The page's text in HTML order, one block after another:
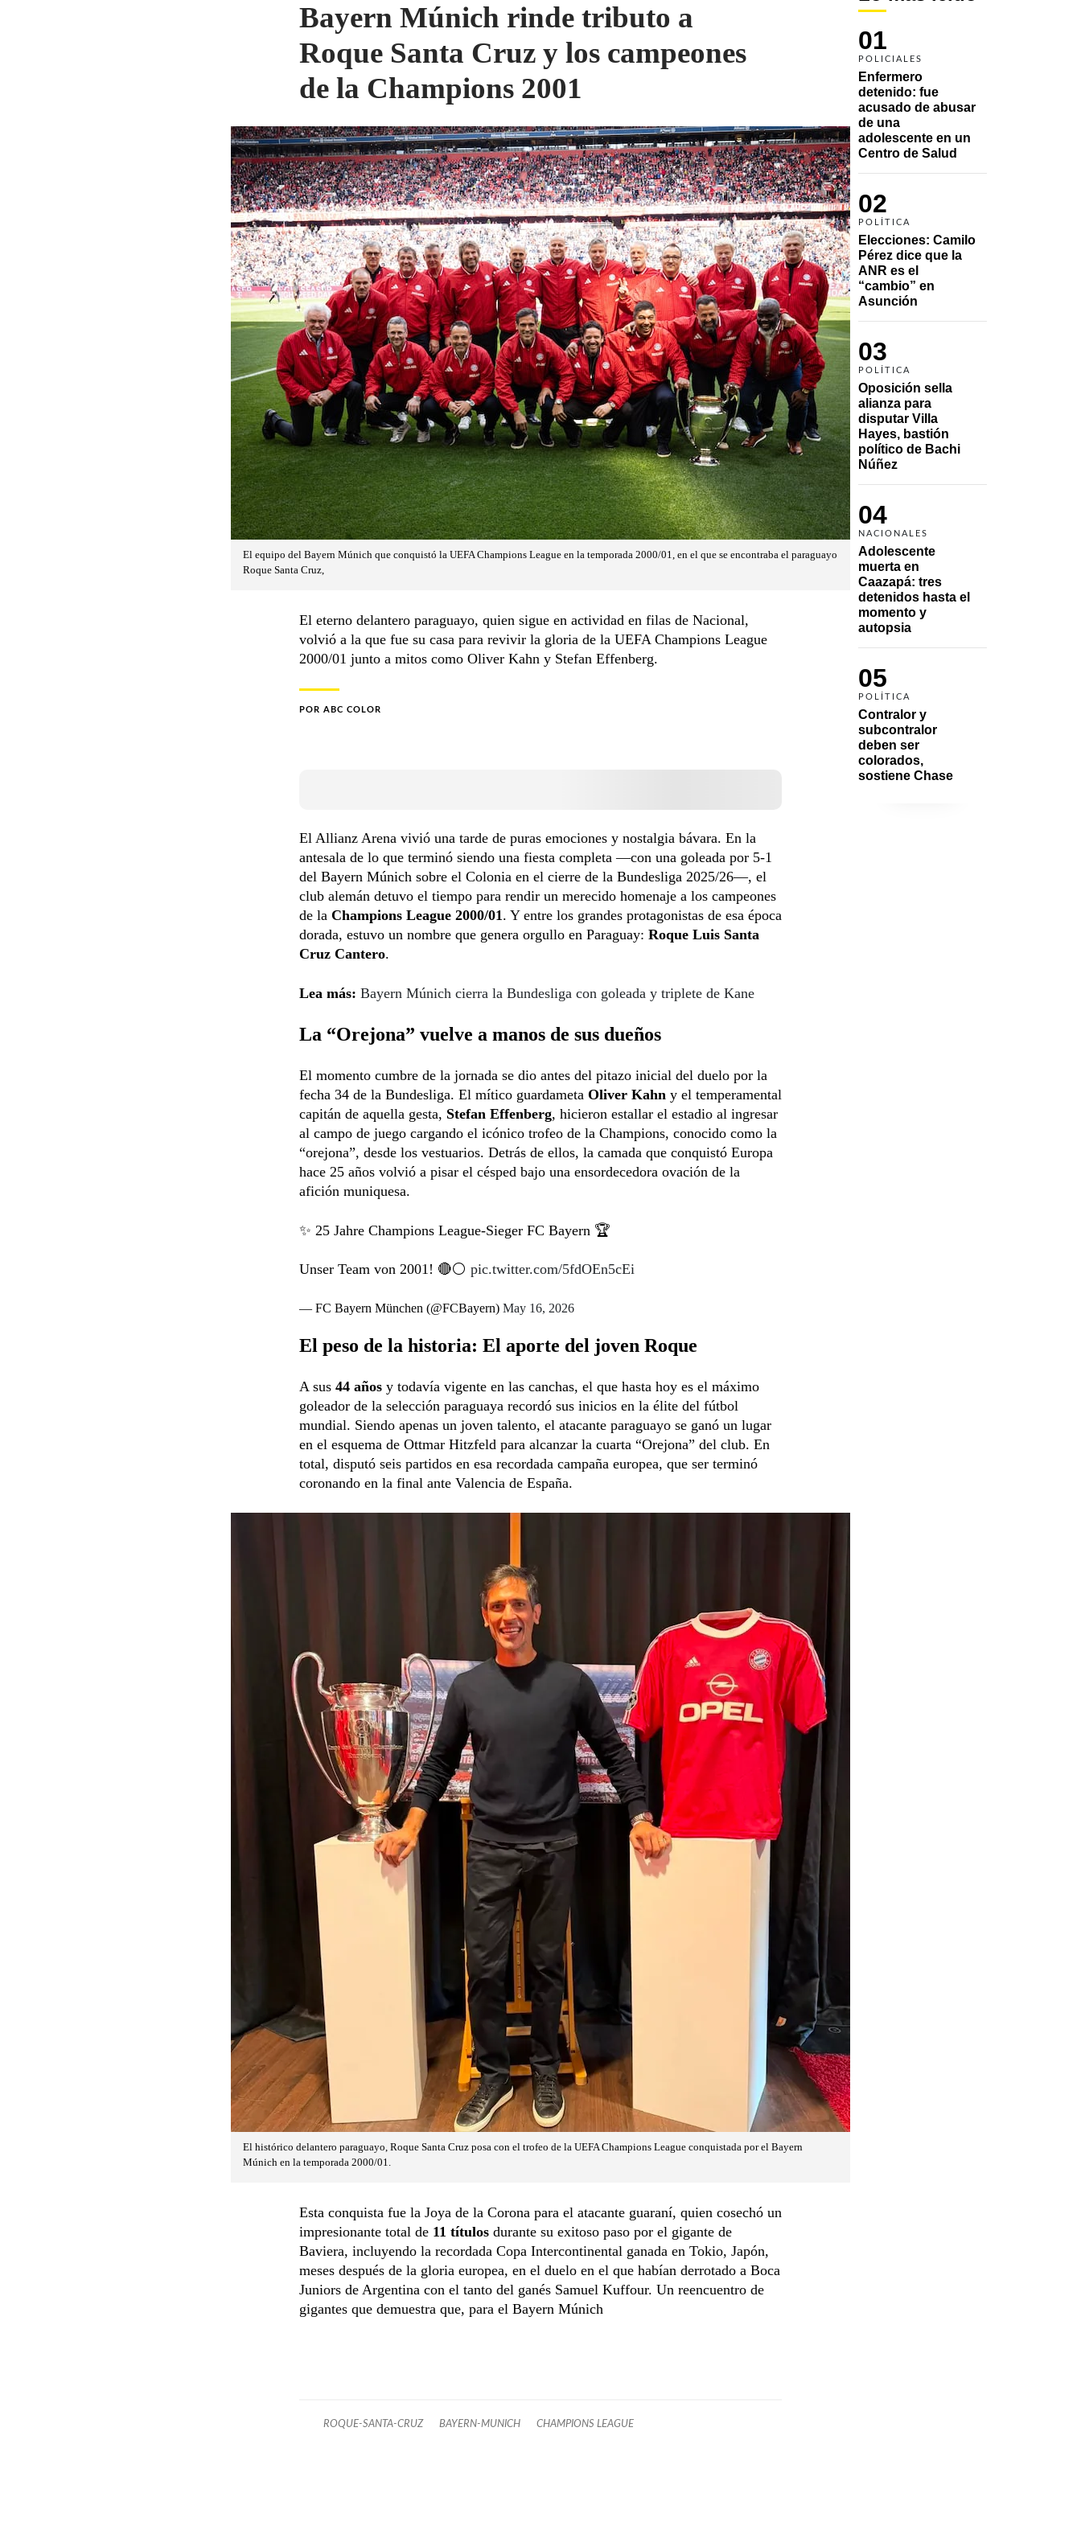
01
POLICIALES
Enfermero
detenido: fue
acusado de abusar
de una
adolescente en un
Centro de Salud
02
POLÍTICA
Elecciones: Camilo
Pérez dice que la
ANR es el
“cambio” en
Asunción
03
POLÍTICA
Oposición sella
alianza para
disputar Villa
Hayes, bastión
político de Bachi
Núñez
04
NACIONALES
Adolescente
muerta en
Caazapá: tres
detenidos hasta el
momento y
autopsia
05
POLÍTICA
Contralor y
subcontralor
deben ser
colorados,
sostiene Chase
Bayern Múnich rinde tributo a
Roque Santa Cruz y los campeones
de la Champions 2001
El equipo del Bayern Múnich que conquistó la UEFA Champions League en la temporada 2000/01, en el que se encontraba el paraguayo
Roque Santa Cruz,
El eterno delantero paraguayo, quien sigue en actividad en filas de Nacional,
volvió a la que fue su casa para revivir la gloria de la UEFA Champions League
2000/01 junto a mitos como Oliver Kahn y Stefan Effenberg.
POR ABC COLOR
El Allianz Arena vivió una tarde de puras emociones y nostalgia bávara. En la
antesala de lo que terminó siendo una fiesta completa —con una goleada por 5-1
del Bayern Múnich sobre el Colonia en el cierre de la Bundesliga 2025/26—, el
club alemán detuvo el tiempo para rendir un merecido homenaje a los campeones
de la Champions League 2000/01 . Y entre los grandes protagonistas de esa época
dorada, estuvo un nombre que genera orgullo en Paraguay: Roque Luis Santa
Cruz Cantero.
Lea más: Bayern Múnich cierra la Bundesliga con goleada y triplete de Kane
La “Orejona” vuelve a manos de sus dueños
El momento cumbre de la jornada se dio antes del pitazo inicial del duelo por la
fecha 34 de la Bundesliga. El mítico guardameta Oliver Kahn y el temperamental
capitán de aquella gesta, Stefan Effenberg, hicieron estallar el estadio al ingresar
al campo de juego cargando el icónico trofeo de la Champions, conocido como la
“orejona”, desde los vestuarios. Detrás de ellos, la camada que conquistó Europa
hace 25 años volvió a pisar el césped bajo una ensordecedora ovación de la
afición muniquesa.
✨ 25 Jahre Champions League-Sieger FC Bayern 🏆
Unser Team von 2001! 🔴⚪️ pic.twitter.com/5fdOEn5cEi
— FC Bayern München (@FCBayern) May 16, 2026
El peso de la historia: El aporte del joven Roque
A sus 44 años y todavía vigente en las canchas, el que hasta hoy es el máximo
goleador de la selección paraguaya recordó sus inicios en la élite del fútbol
mundial. Siendo apenas un joven talento, el atacante paraguayo se ganó un lugar
en el esquema de Ottmar Hitzfeld para alcanzar la cuarta “Orejona” del club. En
total, disputó seis partidos en esa recordada campaña europea, que ser terminó
coronando en la final ante Valencia de España.
El histórico delantero paraguayo, Roque Santa Cruz posa con el trofeo de la UEFA Champions League conquistada por el Bayern
Múnich en la temporada 2000/01.
Esta conquista fue la Joya de la Corona para el atacante guaraní, quien cosechó un
impresionante total de 11 títulos durante su exitoso paso por el gigante de
Baviera, incluyendo la recordada Copa Intercontinental ganada en Tokio, Japón,
meses después de la gloria europea, en el duelo en el que habían derrotado a Boca
Juniors de Argentina con el tanto del ganés Samuel Kuffour. Un reencuentro de
gigantes que demuestra que, para el Bayern Múnich
ROQUE-SANTA-CRUZ BAYERN-MUNICH CHAMPIONS LEAGUE